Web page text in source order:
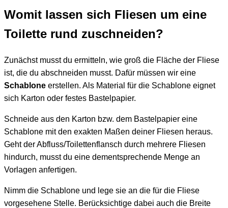
Womit lassen sich Fliesen um eine
Toilette rund zuschneiden?
Zunächst musst du ermitteln, wie groß die Fläche der Fliese
ist, die du abschneiden musst. Dafür müssen wir eine
Schablone erstellen. Als Material für die Schablone eignet
sich Karton oder festes Bastelpapier.
Schneide aus den Karton bzw. dem Bastelpapier eine
Schablone mit den exakten Maßen deiner Fliesen heraus.
Geht der Abfluss/Toilettenflansch durch mehrere Fliesen
hindurch, musst du eine dementsprechende Menge an
Vorlagen anfertigen.
Nimm die Schablone und lege sie an die für die Fliese
vorgesehene Stelle. Berücksichtige dabei auch die Breite